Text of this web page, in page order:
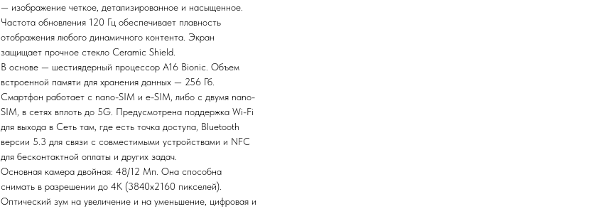
— изображение четкое, детализированное и насыщенное.
Частота обновления 120 Гц обеспечивает плавность
отображения любого динамичного контента. Экран
защищает прочное стекло Ceramic Shield.
В основе — шестиядерный процессор A16 Bionic. Объем
встроенной памяти для хранения данных — 256 Гб.
Смартфон работает с nano-SIM и e-SIM, либо с двумя nano-
SIM, в сетях вплоть до 5G. Предусмотрена поддержка Wi-Fi
для выхода в Сеть там, где есть точка доступа, Bluetooth
версии 5.3 для связи с совместимыми устройствами и NFC
для бесконтактной оплаты и других задач.
Основная камера двойная: 48/12 Мп. Она способна
снимать в разрешении до 4К (3840x2160 пикселей).
Оптический зум на увеличение и на уменьшение, цифровая и